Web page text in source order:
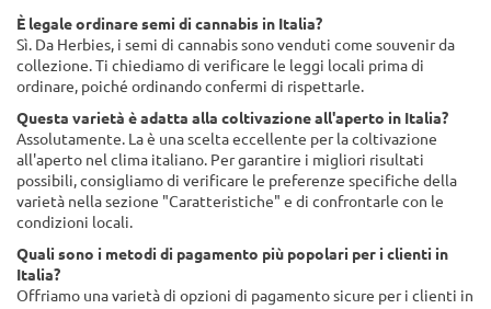
È legale ordinare semi di cannabis in Italia?
Sì. Da Herbies, i semi di cannabis sono venduti come souvenir da
collezione. Ti chiediamo di verificare le leggi locali prima di
ordinare, poiché ordinando confermi di rispettarle.
Questa varietà è adatta alla coltivazione all'aperto in Italia?
Assolutamente. La è una scelta eccellente per la coltivazione
all'aperto nel clima italiano. Per garantire i migliori risultati
possibili, consigliamo di verificare le preferenze specifiche della
varietà nella sezione "Caratteristiche" e di confrontarle con le
condizioni locali.
Quali sono i metodi di pagamento più popolari per i clienti in
Italia?
Offriamo una varietà di opzioni di pagamento sicure per i clienti in